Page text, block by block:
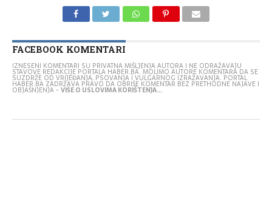
FACEBOOK KOMENTARI
IZNESENI KOMENTARI SU PRIVATNA MIŠLJENJA AUTORA I NE ODRAŽAVAJU
STAVOVE REDAKCIJE PORTALA HABER.BA. MOLIMO AUTORE KOMENTARA DA SE
SUZDRŽE OD VRIJEĐANJA, PSOVANJA I VULGARNOG IZRAŽAVANJA. PORTAL
HABER.BA ZADRŽAVA PRAVO DA OBRIŠE KOMENTAR BEZ PRETHODNE NAJAVE I
OBJAŠNJENJA -VIŠE O USLOVIMA KORIŠTENJA...